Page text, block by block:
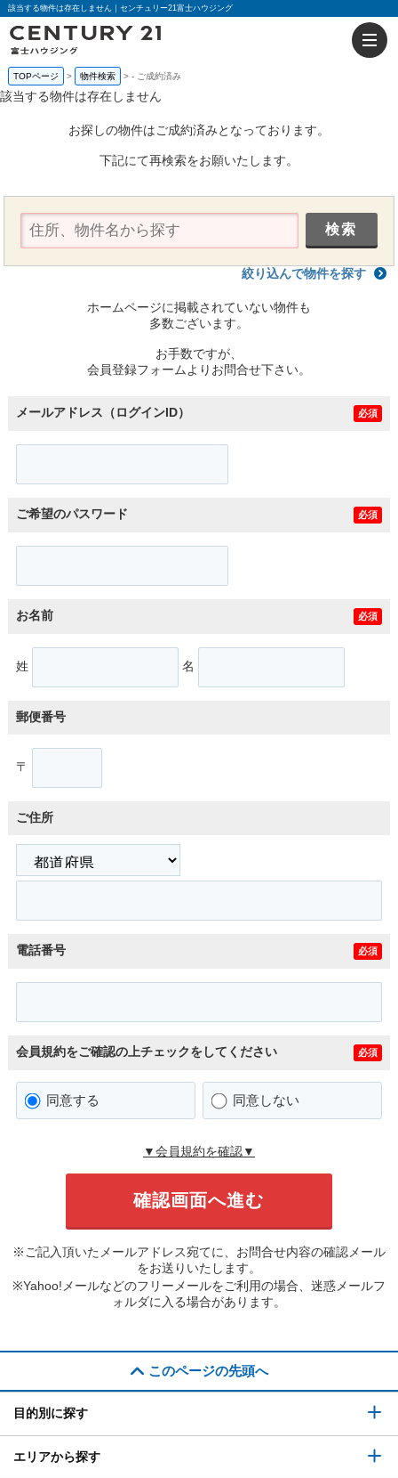
該当する物件は存在しません｜センチュリー21富士ハウジング
TOPページ 物件検索 - ご成約済み
該当する物件は存在しません
お探しの物件はご成約済みとなっております。
下記にて再検索をお願いたします。
絞り込んで物件を探す
ホームページに掲載されていない物件も
多数ございます。
お手数ですが、
会員登録フォームよりお問合せ下さい。
メールアドレス（ログインID） 必須
ご希望のパスワード 必須
お名前 必須
姓 名
郵便番号
〒
ご住所
電話番号 必須
会員規約をご確認の上チェックをしてください 必須
同意する 同意しない
▼会員規約を確認▼
※ご記入頂いたメールアドレス宛てに、お問合せ内容の確認メール
をお送りいたします。
※Yahoo!メールなどのフリーメールをご利用の場合、迷惑メールフ
ォルダに入る場合があります。
このページの先頭へ
目的別に探す
エリアから探す